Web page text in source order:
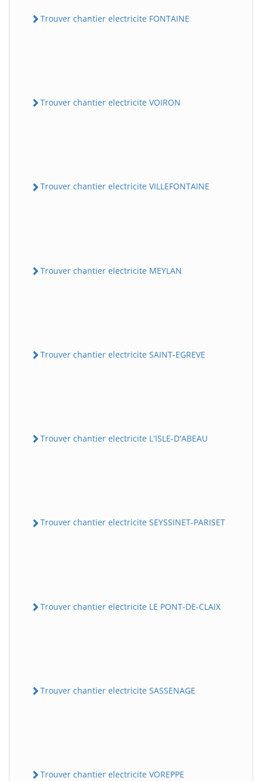
Trouver chantier electricite FONTAINE
Trouver chantier electricite VOIRON
Trouver chantier electricite VILLEFONTAINE
Trouver chantier electricite MEYLAN
Trouver chantier electricite SAINT-EGREVE
Trouver chantier electricite L'ISLE-D'ABEAU
Trouver chantier electricite SEYSSINET-PARISET
Trouver chantier electricite LE PONT-DE-CLAIX
Trouver chantier electricite SASSENAGE
Trouver chantier electricite VOREPPE